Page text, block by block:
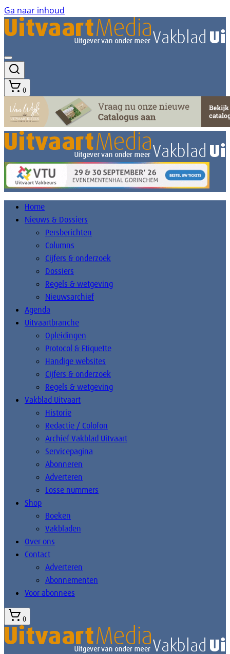
Ga naar inhoud
0
Home
Nieuws & Dossiers
Persberichten
Columns
Cijfers & onderzoek
Dossiers
Regels & wetgeving
Nieuwsarchief
Agenda
Uitvaartbranche
Opleidingen
Protocol & Etiquette
Handige websites
Cijfers & onderzoek
Regels & wetgeving
Vakblad Uitvaart
Historie
Redactie / Colofon
Archief Vakblad Uitvaart
Servicepagina
Abonneren
Adverteren
Losse nummers
Shop
Boeken
Vakbladen
Over ons
Contact
Adverteren
Abonnementen
Voor abonnees
0